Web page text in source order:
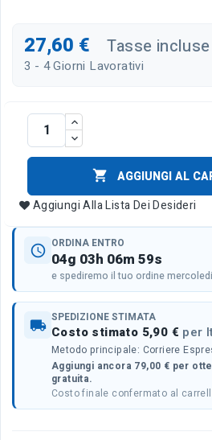
27,60 € Tasse incluse
3 - 4 Giorni Lavorativi

AGGIUNGI AL
Aggiungi Alla Lista Dei Desideri
schedule ORDINA ENTRO
04g 03h 06m 59s
e spediremo il tuo ordine
local_shipping SPEDIZIONE STIMATA
Costo stimato 5,90 € per
Metodo principale: Corriere
Aggiungi ancora 79,00 € per
gratuita.
Costo finale confermato al